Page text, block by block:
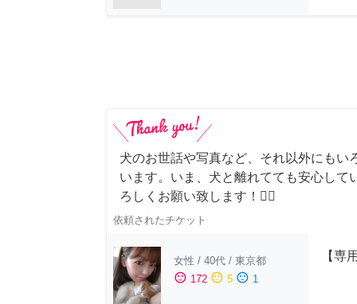
犬のお世話や写真など、それ以外にもい
います。いま、犬と離れてても安心して
ろしくお願い致します！🙇‍♂️
依頼されたチケット
女性 / 40代 / 東京都
sentiment_satisfied 172 sentiment_neutral 5 sentiment_dissatisfied 1
【専